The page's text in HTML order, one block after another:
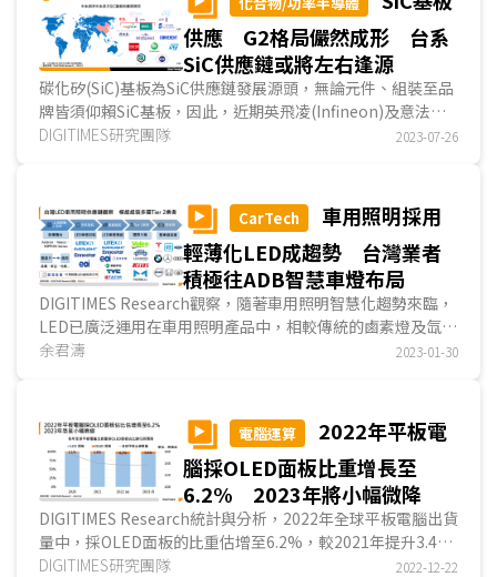
供應 G2格局儼然成形 台系
SiC供應鏈或將左右逢源
碳化矽(SiC)基板為SiC供應鏈發展源頭，無論元件、組裝至品
牌皆須仰賴SiC基板，因此，近期英飛凌(Infineon)及意法半
導體(STMicroelectronics)積極尋求中系SiC基板...
DIGITIMES研究團隊 2023-07-26
CarTech
車用照明採用
輕薄化LED成趨勢 台灣業者
積極往ADB智慧車燈布局
DIGITIMES Research觀察，隨著車用照明智慧化趨勢來臨，
LED已廣泛運用在車用照明產品中，相較傳統的鹵素燈及氙氣
燈，LED具高亮度、壽命長等優勢，能耗效率高亦適...
余君濤 2023-01-30
電腦運算
2022年平板電
腦採OLED面板比重增長至
6.2% 2023年將小幅微降
DIGITIMES Research統計與分析，2022年全球平板電腦出貨
量中，採OLED面板的比重估增至6.2%，較2021年提升3.4個
百分點。2022年採OLED面板的平板品牌以三星(Sa...
DIGITIMES研究團隊 2022-12-22